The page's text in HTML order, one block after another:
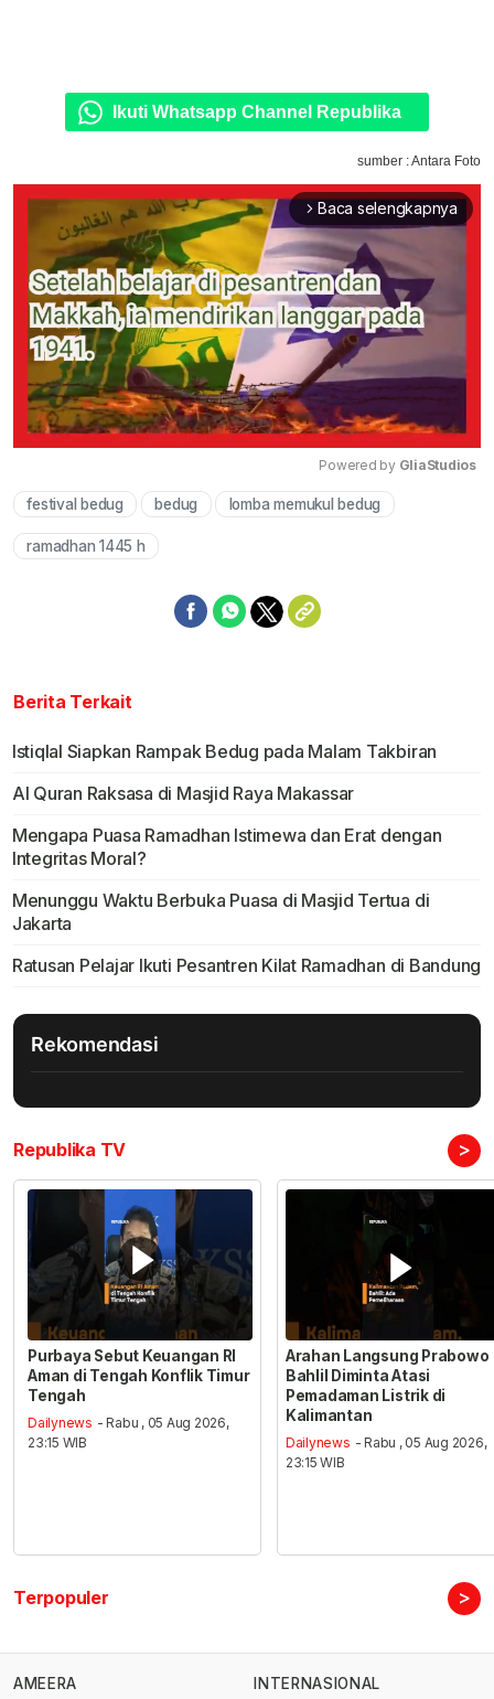
Ikuti Whatsapp Channel Republika
sumber : Antara Foto
arrow_forward_ios Baca selengkapnya
Powered by GliaStudios
festival bedug bedug lomba memukul bedug
ramadhan 1445 h
Berita Terkait
Istiqlal Siapkan Rampak Bedug pada Malam Takbiran
Al Quran Raksasa di Masjid Raya Makassar
Mengapa Puasa Ramadhan Istimewa dan Erat dengan
Integritas Moral?
Menunggu Waktu Berbuka Puasa di Masjid Tertua di
Jakarta
Ratusan Pelajar Ikuti Pesantren Kilat Ramadhan di Bandung
Rekomendasi
Republika TV >
Purbaya Sebut Keuangan RI
Aman di Tengah Konflik Timur
Tengah
Dailynews - Rabu , 05 Aug 2026,
23:15 WIB
Arahan Langsung Prabowo
Bahlil Diminta Atasi
Pemadaman Listrik di
Kalimantan
Dailynews - Rabu , 05 Aug 2026,
23:15 WIB
Terpopuler >
AMEERA INTERNASIONAL